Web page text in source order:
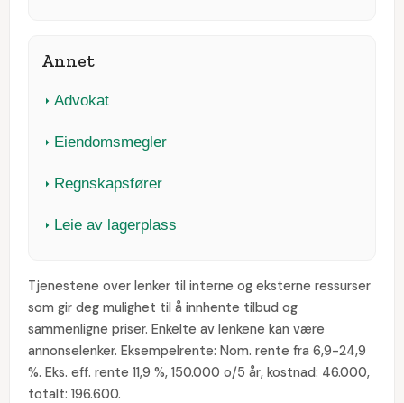
Annet
Advokat
Eiendomsmegler
Regnskapsfører
Leie av lagerplass
Tjenestene over lenker til interne og eksterne ressurser
som gir deg mulighet til å innhente tilbud og
sammenligne priser. Enkelte av lenkene kan være
annonselenker. Eksempelrente: Nom. rente fra 6,9-24,9
%. Eks. eff. rente 11,9 %, 150.000 o/5 år, kostnad: 46.000,
totalt: 196.600.